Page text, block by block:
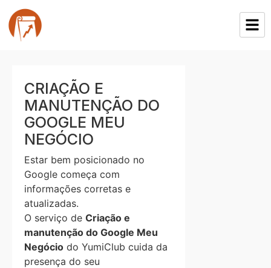
CRIAÇÃO E
MANUTENÇÃO DO
GOOGLE MEU
NEGÓCIO
Estar bem posicionado no
Google começa com
informações corretas e
atualizadas.
O serviço de Criação e
manutenção do Google Meu
Negócio do YumiClub cuida da
presença do seu